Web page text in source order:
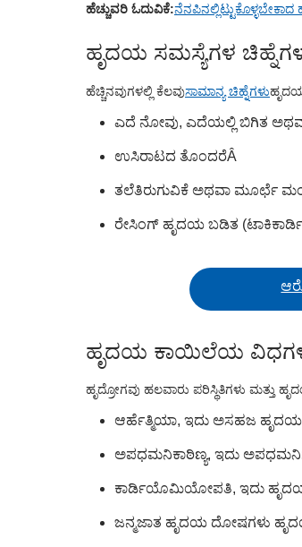
ಹೆಚ್ಚುವರಿ ಓದುವಿಕೆ:
ಹೃದಯ ಸಮಸ್ಯೆಗಳ
ಹೆಚ್ಚಿನವುಗಳಲ್ಲಿ ಕೆಲವುಸಾಮಾನ್ಯ ಚಿಹ್ನೆಗಳು
ಎದೆ ನೋವು, ಎದೆಯಲ್ಲಿ ಬಿಗಿತ ಅಥವಾ
ಉಸಿರಾಟದ ತೊಂದರೆÂ
ತಲೆತಿರುಗುವಿಕೆ ಅಥವಾ ಮೂರ್ಛೆ
ರೇಸಿಂಗ್ ಹೃದಯ ಬಡಿತ
ಹೃದಯ ಕಾಯಿಲೆಯ
ಹೃದ್ರೋಗವು ಹಲವಾರು ಪರಿಸ್ಥಿತಿಗಳು ಮತ್ತು
ಆರ್ಹೆತ್ಮಿಯಾ, ಇದು ಅಸಹಜ
ಅಪಧಮನಿಕಾಠಿಣ್ಯ, ಇದು
ಕಾರ್ಡಿಯೊಮಿಯೋಪತಿ, ಇದು ಹೃದಯದ
ಜನ್ಮಜಾತ ಹೃದಯ ದೋಷಗಳು